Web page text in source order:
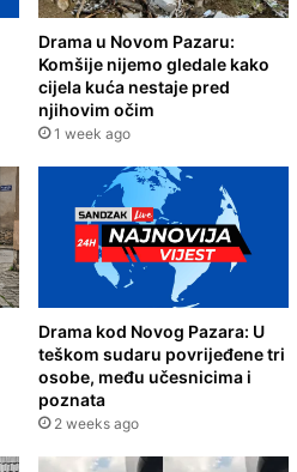
Drama u Novom Pazaru:
Komšije nijemo gledale kako
cijela kuća nestaje pred
njihovim očim
1 week ago
Drama kod Novog Pazara: U
teškom sudaru povrijeđene tri
osobe, među učesnicima i
poznata
2 weeks ago